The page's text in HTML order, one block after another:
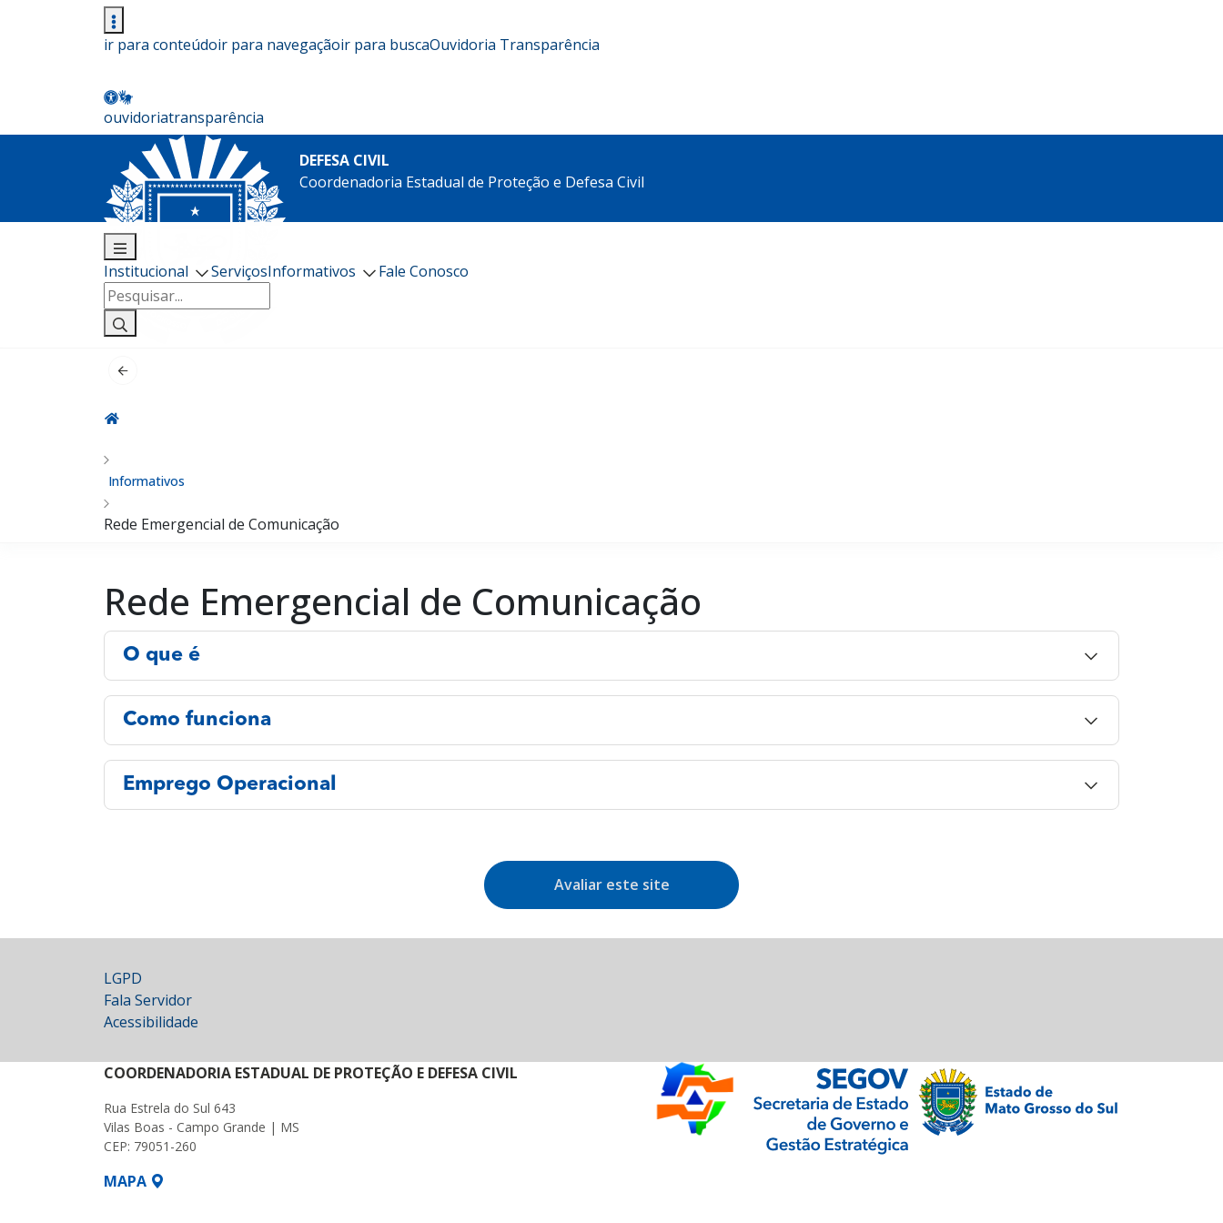
ir para conteúdoir para navegaçãoir para buscaOuvidoria Transparência
ouvidoriatransparência
DEFESA CIVIL
Coordenadoria Estadual de Proteção e Defesa Civil
Institucional ServiçosInformativos
Fale Conosco
Pesquisar
por:
Informativos
Rede Emergencial de Comunicação
Rede Emergencial de Comunicação
O que é
Como funciona
Emprego Operacional
Avaliar este site
LGPD
Fala Servidor
Acessibilidade
COORDENADORIA ESTADUAL DE PROTEÇÃO E DEFESA CIVIL
Rua Estrela do Sul 643
Vilas Boas - Campo Grande | MS
CEP: 79051-260
MAPA